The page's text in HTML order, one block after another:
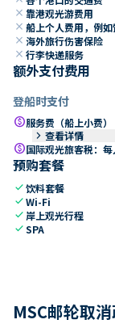
close 靠港观光游费用
close 船上个人费用，例
close 海外旅行伤害保险
close 行李快递服务
额外支付费用
登船时支付
paid服务费（船上小费）
keyboard_arrow_right 查看详情
paid国际观光旅客税：
预购套餐
check饮料套餐
checkWi-Fi
check 岸上观光行程
checkSPA
MSC邮轮取